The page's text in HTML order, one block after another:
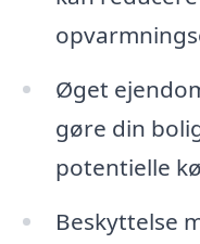
Øget
gøre din
potentielle
Beskyttelse